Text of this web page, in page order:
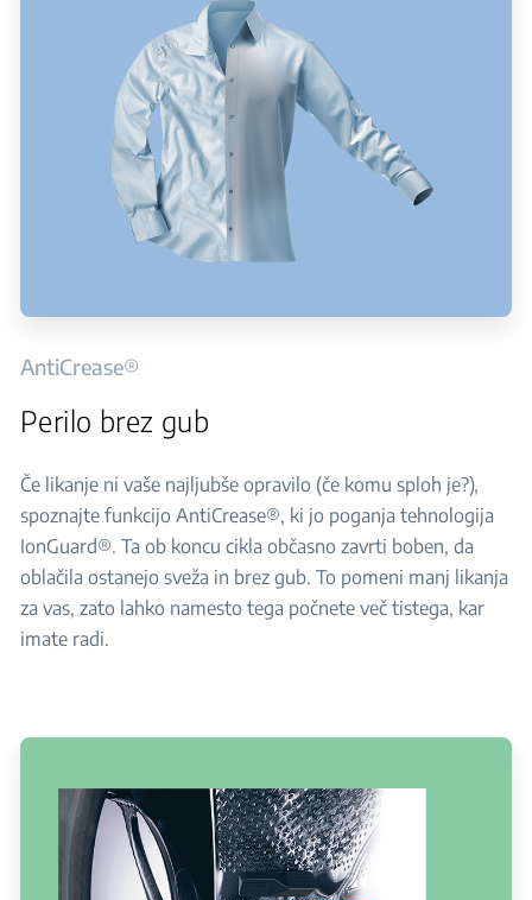
AntiCrease®
Perilo brez gub
Če likanje ni vaše najljubše opravilo (če komu sploh je?),
spoznajte funkcijo AntiCrease®, ki jo poganja tehnologija
IonGuard®. Ta ob koncu cikla občasno zavrti boben, da
oblačila ostanejo sveža in brez gub. To pomeni manj likanja
za vas, zato lahko namesto tega počnete več tistega, kar
imate radi.